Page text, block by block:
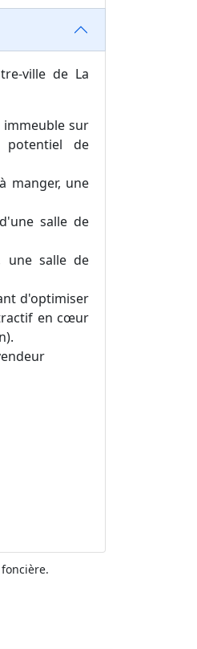
ville de La
immeuble sur
de
manger, une
salle de
une salle de
d'optimiser
en cœur